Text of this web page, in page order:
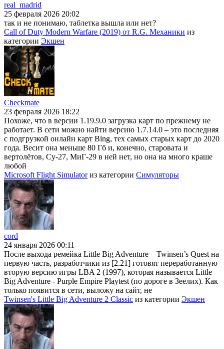
real_madrid
25 февраля 2026 20:02
так и не понимаю, таблетка вышла или нет?
Call of Duty Modern Warfare (2019) от R.G. Механики из
категории Экшен
Checkmate
23 февраля 2026 18:22
Похоже, что в версии 1.19.9.0 загрузка карт по прежнему не
работает. В сети можно найти версию 1.7.14.0 – это последняя
с подгрузкой онлайн карт Bing, тех самых старых карт до 2020
года. Весит она меньше 80 Гб и, конечно, старовата и
вертолётов, Су-27, МиГ-29 в ней нет, но она на много краше
любой
Microsoft Flight Simulatorиз категории Симуляторы
cord
24 января 2026 00:11
После выхода ремейка Little Big Adventure – Twinsen’s Quest на
первую часть, разработчики из [2.21] готовят переработанную
вторую версию игры LBA 2 (1997), которая называется Little
Big Adventure - Purple Empire Playtest (по дороге в Зеелих). Как
только появится в сети, выложу на сайт, не
Twinsen's Little Big Adventure 2 Classic из категории Экшен